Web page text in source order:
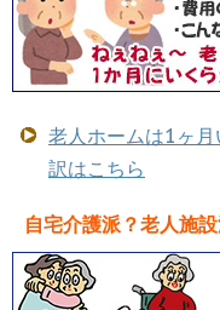
老人ホームは1ヶ
訳はこちら
自宅介護派？老人施